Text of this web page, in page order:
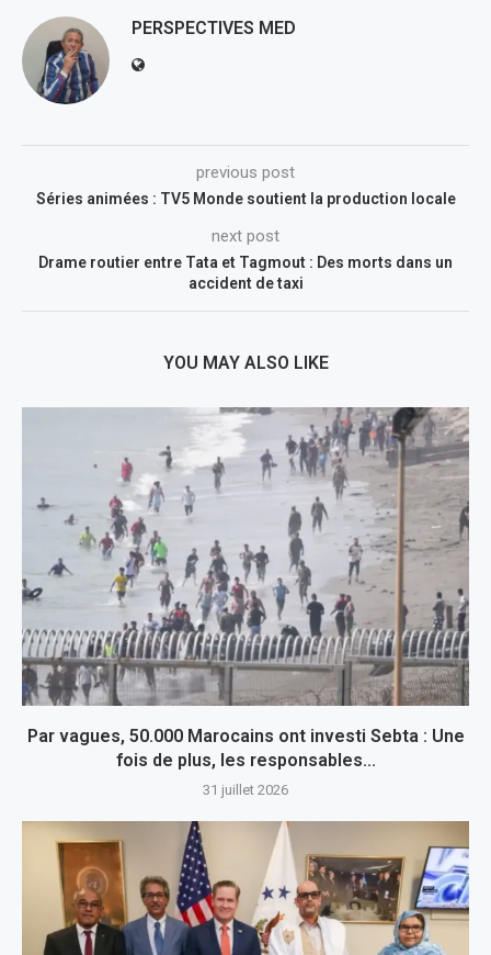
PERSPECTIVES MED
previous post
Séries animées : TV5 Monde soutient la production locale
next post
Drame routier entre Tata et Tagmout : Des morts dans un
accident de taxi
YOU MAY ALSO LIKE
Par vagues, 50.000 Marocains ont investi Sebta : Une
fois de plus, les responsables...
31 juillet 2026